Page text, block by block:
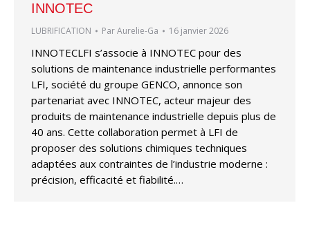
INNOTEC
LUBRIFICATION ParAurelie-Ga 16 janvier 2026
INNOTECLFI s’associe à INNOTEC pour des
solutions de maintenance industrielle performantes
LFI, société du groupe GENCO, annonce son
partenariat avec INNOTEC, acteur majeur des
produits de maintenance industrielle depuis plus de
40 ans. Cette collaboration permet à LFI de
proposer des solutions chimiques techniques
adaptées aux contraintes de l’industrie moderne :
précision, efficacité et fiabilité.…